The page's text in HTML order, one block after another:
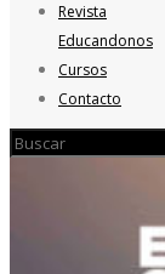
Revista
Educandonos
Cursos
Contacto